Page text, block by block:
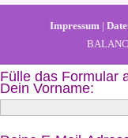
Impressum |
Fülle das Formular
Dein Vorname: